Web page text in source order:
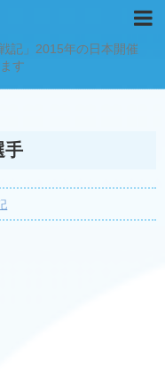
記」2015年の日本開催
す
手